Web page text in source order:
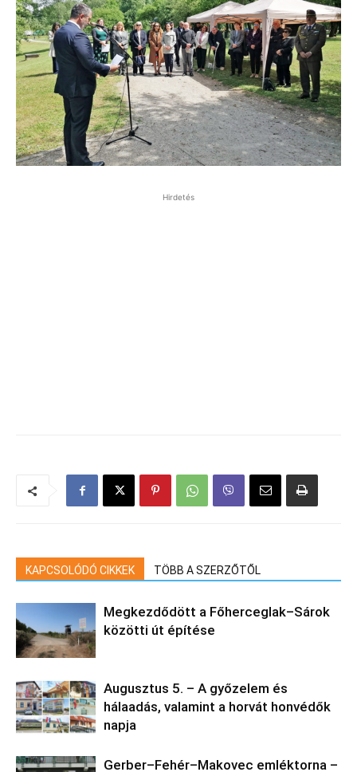
Hirdetés
KAPCSOLÓDÓ CIKKEK TÖBB A SZERZŐTŐL
Megkezdődött a Főherceglak–Sárok
közötti út építése
Augusztus 5. – A győzelem és
hálaadás, valamint a horvát honvédők
napja
Gerber–Fehér–Makovec emléktorna –